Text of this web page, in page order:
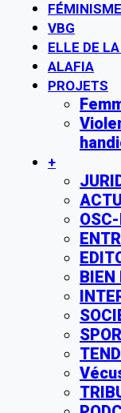
FÉMINISME
VBG
ELLE DE
ALAFIA
PROJETS
+
BIEN